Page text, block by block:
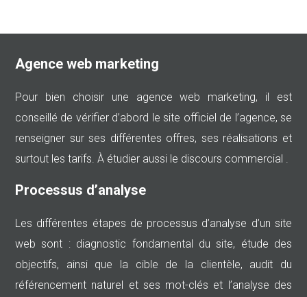
Agence web marketing
Pour bien choisir une agence web marketing, il est
conseillé de vérifier d’abord le site officiel de l’agence, se
renseigner sur ses différentes offres, ses réalisations et
surtout les tarifs. À étudier aussi le discours commercial .
Processus d’analyse
Les différentes étapes de processus d’analyse d’un site
web sont : diagnostic fondamental du site, étude des
objectifs, ainsi que la cible de la clientèle, audit du
référencement naturel et ses mot-clés et l’analyse des